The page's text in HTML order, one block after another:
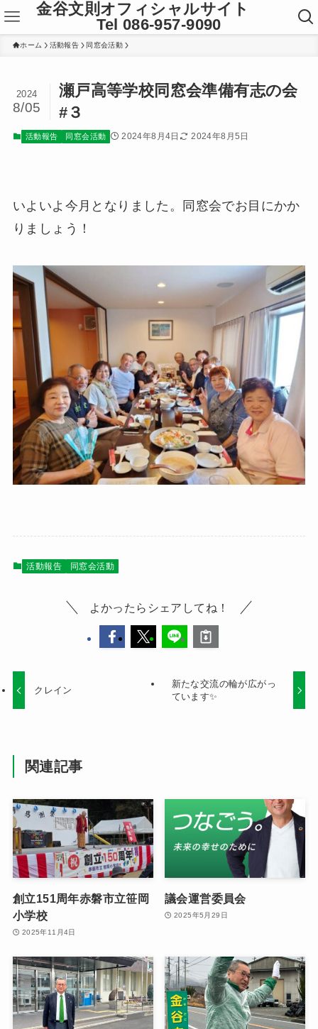
金谷文則オフィシャルサイト
Tel 086-957-9090
ホーム 活動報告 同窓会活動
瀬戸高等学校同窓会準備有志の会
#３
2024
8/05
活動報告 同窓会活動 2024年8月4日 2024年8月5日
いよいよ今月となりました。同窓会でお目にかか
りましょう！
活動報告 同窓会活動
よかったらシェアしてね！
クレイン
新たな交流の輪が広がっ
ています✨
関連記事
創立151周年赤磐市立笹岡
小学校
2025年11月4日
議会運営委員会
2025年5月29日